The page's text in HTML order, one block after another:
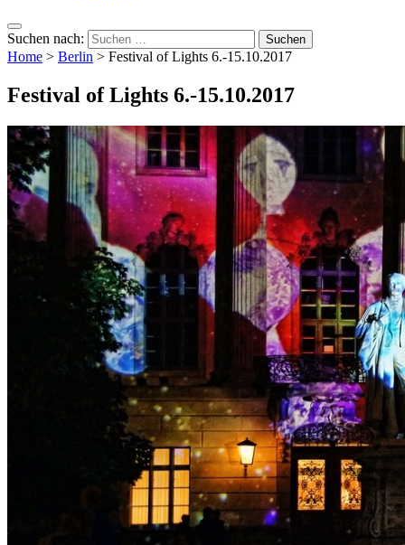
Suchen nach:
Home > Berlin > Festival of Lights 6.-15.10.2017
Festival of Lights 6.-15.10.2017